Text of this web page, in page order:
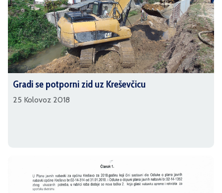
Gradi se potporni zid uz Kreševčicu
25 Kolovoz 2018